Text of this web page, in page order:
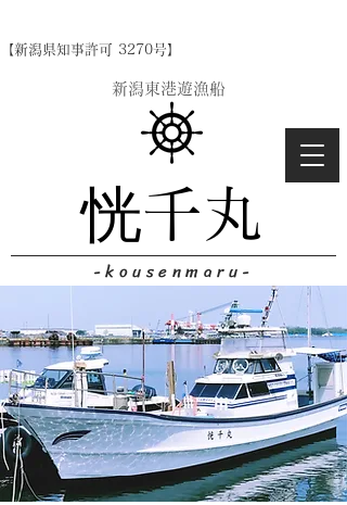
【新潟県知事許可 3270号】
恍千丸
-kousenmaru-
​新潟東港遊漁船